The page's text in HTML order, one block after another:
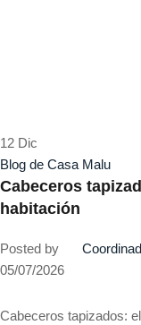
12 Dic
Blog de Casa Malu
Cabeceros
habitación
Posted by
05/07/2026
Cabeceros tapizados: